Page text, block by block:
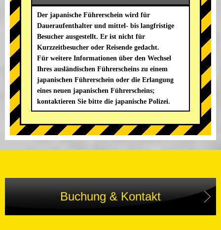
Der japanische Führerschein wird für
Daueraufenthalter und mittel- bis langfristige
Besucher ausgestellt. Er ist nicht für
Kurzzeitbesucher oder Reisende gedacht.
Für weitere Informationen über den Wechsel
Ihres ausländischen Führerscheins zu einem
japanischen Führerschein oder die Erlangung
eines neuen japanischen Führerscheins;
kontaktieren Sie bitte die japanische Polizei.
Buchung & Kontakt